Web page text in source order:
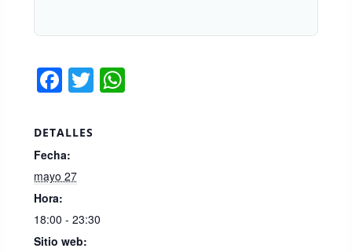
F
c
e
b
o
o
T W
DETALLES
Fecha:
mayo 27
Hora:
18:00 - 23:30
Sitio web: